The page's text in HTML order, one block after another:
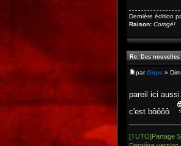
Dernière édition
Raison: Corrigé!
Re: Des
parOops »
pareil ici
c'est bôôôô
[TUTO]Partage